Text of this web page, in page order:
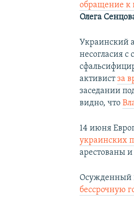
обращение к
Олега
Украинский
несогласия
активистза
заседании
видно, что
14 июня
украинских
арестованы
Осужденный
бессрочную